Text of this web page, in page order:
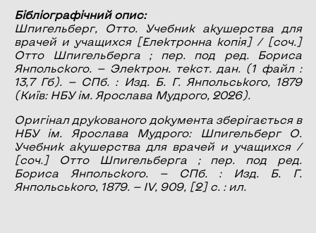
Бібліографічний опис:
Шпигельберг, Отто.
Учебник акушерства для
врачей и учащихся[Електронна копія] / [соч.]
Отто Шпигельберга ; пер. под ред. Бориса
Янпольского. — Электрон. текст. дан. (1 файл :
13,7 Гб). — СПб. : Изд. Б. Г. Янпольського, 1879
(Київ: НБУ ім. Ярослава Мудрого, 2026).
Оригінал друкованого документа зберігається в
НБУ ім. Ярослава Мудрого: Шпигельберг О.
Учебник акушерства для врачей и учащихся /
[соч.] Отто Шпигельберга ; пер. под ред.
Бориса Янпольского. — СПб. : Изд. Б. Г.
Янпольського, 1879. — IV, 909, [2] с. : ил.